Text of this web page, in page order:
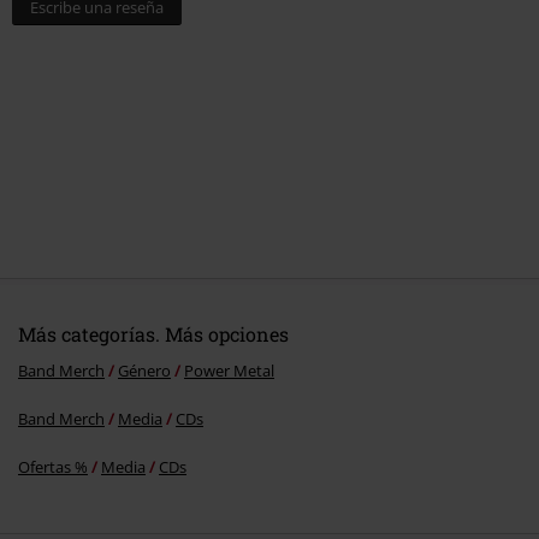
Escribe una reseña
Más categorías. Más opciones
Band Merch Género Power Metal
Band Merch Media CDs
Ofertas % Media CDs